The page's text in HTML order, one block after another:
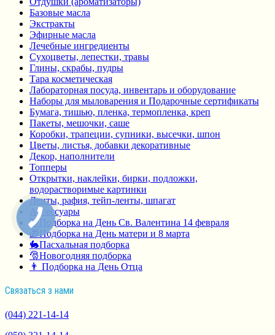
Базовые масла
Экстракты
Эфирные масла
Лечебные ингредиенты
Сухоцветы, лепестки, травы
Глины, скрабы, пудры
Тара косметическая
Лабораторная посуда, инвентарь и оборудование
Наборы для мыловарения и Подарочные сертификаты
Бумага, тишью, пленка, термопленка, креп
Пакеты, мешочки, саше
Коробки, трапеции, супники, высечки, шпон
Цветы, листья, добавки декоративные
Декор, наполнители
Топперы
Открытки, наклейки, бирки, подложки,
водорастворимые картинки
Ленты, рафия, тейп-ленты, шпагат
Аксессуары
💘Подборка на День Св. Валентина 14 февраля
🎁Подборка на День матери и 8 марта
🐇Пасхальная подборка
🎅Новогодняя подборка
👨 Подборка на День Отца
Связаться з нами
(044) 221-14-14